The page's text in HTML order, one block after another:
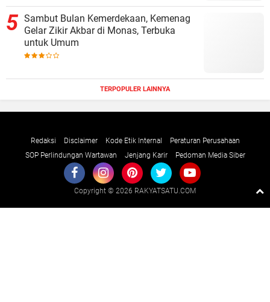
Sambut Bulan Kemerdekaan, Kemenag
Gelar Zikir Akbar di Monas, Terbuka
untuk Umum
TERPOPULER LAINNYA
Redaksi Disclaimer Kode Etik Internal
Peraturan Perusahaan
SOP Perlindungan Wartawan
Jenjang Karir Pedoman Media Siber
Copyright © 2026 RAKYATSATU.COM
Raushan